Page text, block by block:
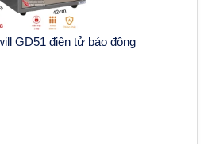
GD51 điện tử báo động